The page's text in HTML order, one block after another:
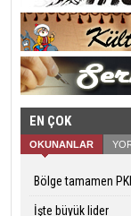
EN ÇOK
OKUNANLAR
Bölge tamamen
İşte büyük lider